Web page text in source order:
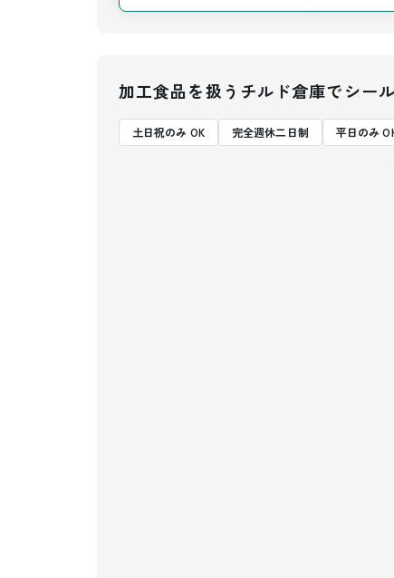
加工食品を扱うチルド倉庫でシー
土日祝のみ OK 完全週休二日制 平日のみ